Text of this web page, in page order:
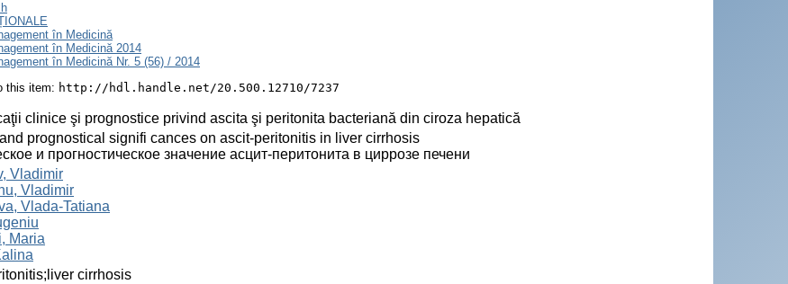
în Medicină
în Medicină 2014
în Medicină Nr. 5 (56) / 2014
this item: http://hdl.handle.net/20.500.12710/7237
clinice şi prognostice privind ascita şi peritonita bacteriană din ciroza hepatică
prognostical signifi cances on ascit-peritonitis in liver cirrhosis
и прогностическое значение асцит-перитонита в циррозе печени
Vladimir
Vladimir
Vlada-Tatiana
Maria
cirrhosis